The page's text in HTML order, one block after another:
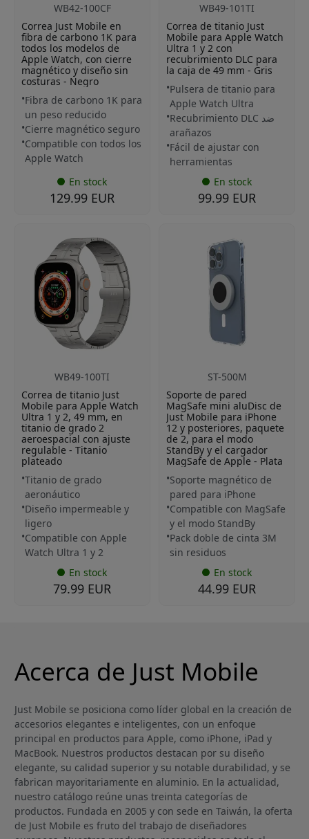
WB42-100CF
Correa Just Mobile en
fibra de carbono 1K para
todos los modelos de
Apple Watch, con cierre
magnético y diseño sin
costuras - Negro
Fibra de carbono 1K para
un peso reducido
Cierre magnético seguro
Compatible con todos los
Apple Watch
En stock
129.99 EUR
WB49-101TI
Correa de titanio Just
Mobile para Apple Watch
Ultra 1 y 2 con
recubrimiento DLC para
la caja de 49 mm - Gris
Pulsera de titanio para
Apple Watch Ultra
Recubrimiento DLC ضد
arañazos
Fácil de ajustar con
herramientas
En stock
99.99 EUR
WB49-100TI
Correa de titanio Just
Mobile para Apple Watch
Ultra 1 y 2, 49 mm, en
titanio de grado 2
aeroespacial con ajuste
regulable - Titanio
plateado
Titanio de grado
aeronáutico
Diseño impermeable y
ligero
Compatible con Apple
Watch Ultra 1 y 2
En stock
79.99 EUR
ST-500M
Soporte de pared
MagSafe mini aluDisc de
Just Mobile para iPhone
12 y posteriores, paquete
de 2, para el modo
StandBy y el cargador
MagSafe de Apple - Plata
Soporte magnético de
pared para iPhone
Compatible con MagSafe
y el modo StandBy
Pack doble de cinta 3M
sin residuos
En stock
44.99 EUR
Acerca de Just Mobile
Just Mobile se posiciona como líder global en la creación de
accesorios elegantes e inteligentes, con un enfoque
principal en productos para Apple, como iPhone, iPad y
MacBook. Nuestros productos destacan por su diseño
elegante, su calidad superior y su notable durabilidad, y se
fabrican mayoritariamente en aluminio. En la actualidad,
nuestro catálogo reúne unas treinta categorías de
productos. Fundada en 2005 y con sede en Taiwán, la oferta
de Just Mobile es fruto del trabajo de diseñadores